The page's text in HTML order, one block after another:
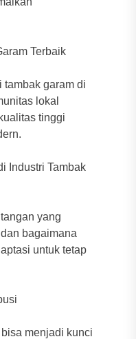
Terbaik
tambak garam di
lokal
tinggi
Industri Tambak
yang
bagaimana
untuk tetap
menjadi kunci